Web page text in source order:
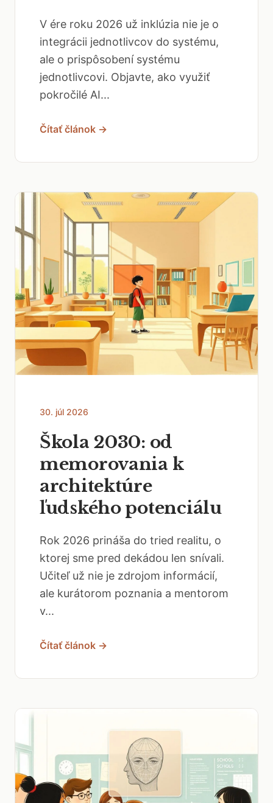
V ére roku 2026 už inklúzia nie je o
integrácii jednotlivcov do systému,
ale o prispôsobení systému
jednotlivcovi. Objavte, ako využiť
pokročilé AI...
Čítať článok →
30. júl 2026
Škola 2030: od
memorovania k
architektúre
ľudského potenciálu
Rok 2026 prináša do tried realitu, o
ktorej sme pred dekádou len snívali.
Učiteľ už nie je zdrojom informácií,
ale kurátorom poznania a mentorom
Čítať článok →